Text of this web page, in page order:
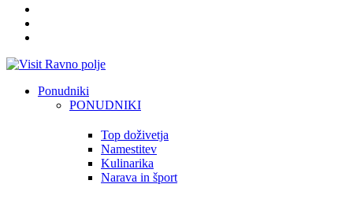
Ponudniki
PONUDNIKI
Top doživetja
Namestitev
Kulinarika
Narava in šport